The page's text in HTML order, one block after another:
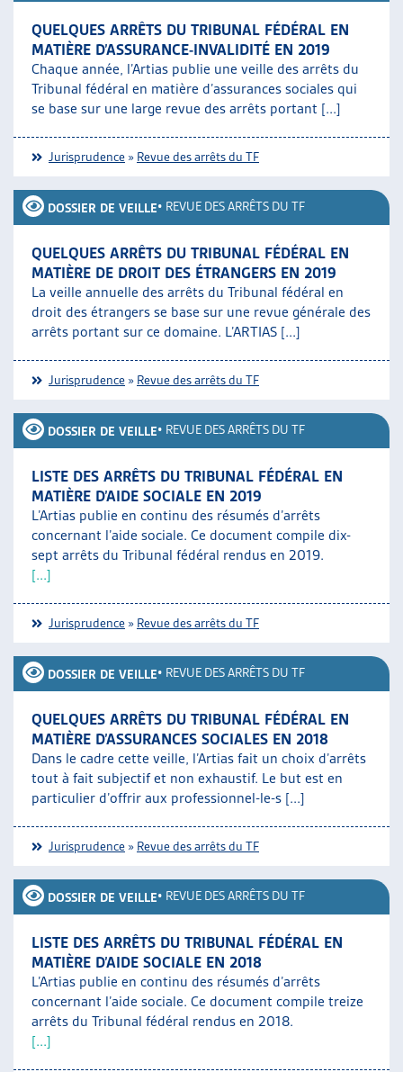
QUELQUES ARRÊTS DU TRIBUNAL FÉDÉRAL EN
MATIÈRE D’ASSURANCE-INVALIDITÉ EN 2019
Chaque année, l’Artias publie une veille des arrêts du
Tribunal fédéral en matière d’assurances sociales qui
se base sur une large revue des arrêts portant [...]
Jurisprudence » Revue des arrêts du TF
DOSSIER DE VEILLE• REVUE DES ARRÊTS DU TF
QUELQUES ARRÊTS DU TRIBUNAL FÉDÉRAL EN
MATIÈRE DE DROIT DES ÉTRANGERS EN 2019
La veille annuelle des arrêts du Tribunal fédéral en
droit des étrangers se base sur une revue générale des
arrêts portant sur ce domaine. L’ARTIAS [...]
Jurisprudence » Revue des arrêts du TF
DOSSIER DE VEILLE• REVUE DES ARRÊTS DU TF
LISTE DES ARRÊTS DU TRIBUNAL FÉDÉRAL EN
MATIÈRE D’AIDE SOCIALE EN 2019
L’Artias publie en continu des résumés d’arrêts
concernant l’aide sociale. Ce document compile dix-
sept arrêts du Tribunal fédéral rendus en 2019.
[...]
Jurisprudence » Revue des arrêts du TF
DOSSIER DE VEILLE• REVUE DES ARRÊTS DU TF
QUELQUES ARRÊTS DU TRIBUNAL FÉDÉRAL EN
MATIÈRE D’ASSURANCES SOCIALES EN 2018
Dans le cadre cette veille, l’Artias fait un choix d’arrêts
tout à fait subjectif et non exhaustif. Le but est en
particulier d’offrir aux professionnel-le-s [...]
Jurisprudence » Revue des arrêts du TF
DOSSIER DE VEILLE• REVUE DES ARRÊTS DU TF
LISTE DES ARRÊTS DU TRIBUNAL FÉDÉRAL EN
MATIÈRE D’AIDE SOCIALE EN 2018
L’Artias publie en continu des résumés d’arrêts
concernant l’aide sociale. Ce document compile treize
arrêts du Tribunal fédéral rendus en 2018.
[...]